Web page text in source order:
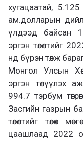
хугацаатай,
ам.долларын
үлдээд байсан
эргэн төлөлтийг
нд бүрэн төлж
Монгол Улсын
эргэн төлүүлэх
994.7 тэрбум
Засгийн газрын
төлөлтийг төлөх
цаашлаад 2022